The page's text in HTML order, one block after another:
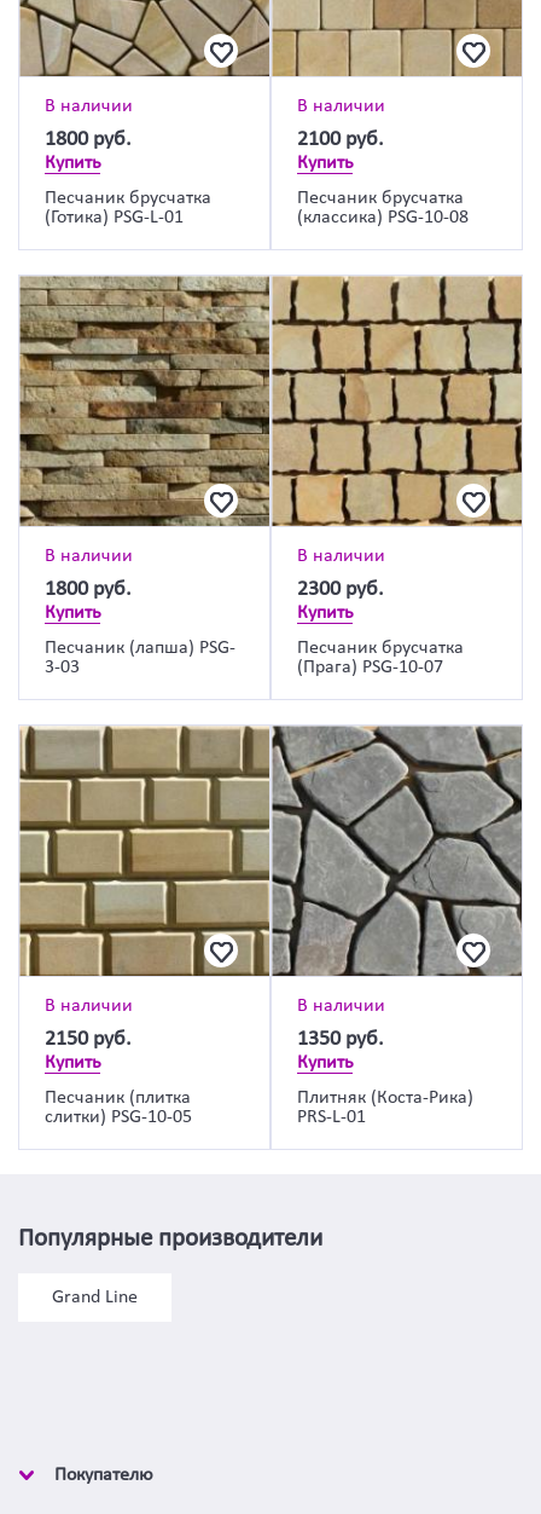
В наличии
1800 руб.
Купить
Песчаник брусчатка
(Готика) PSG-L-01
В наличии
2100 руб.
Купить
Песчаник брусчатка
(классика) PSG-10-08
В наличии
1800 руб.
Купить
Песчаник (лапша) PSG-
3-03
В наличии
2300 руб.
Купить
Песчаник брусчатка
(Прага) PSG-10-07
В наличии
2150 руб.
Купить
Песчаник (плитка
слитки) PSG-10-05
В наличии
1350 руб.
Купить
Плитняк (Коста-Рика)
PRS-L-01
Популярные производители
Grand Line
Покупателю